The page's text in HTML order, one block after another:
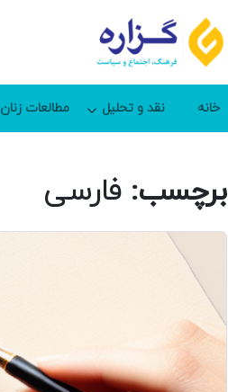
خانه نقد و تحلیل مطالعات زنان
برچسب: فارسی